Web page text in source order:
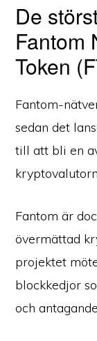
De
Fantom
Token
Fantom-
sedan det
till att bli en
Fantom är
övermättad
projektet
blockkedjor
och